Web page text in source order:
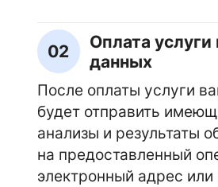
02
Оплата услуги
данных
После оплаты услуги
будет отправить
анализы и результаты
на предоставленный
электронный адрес или